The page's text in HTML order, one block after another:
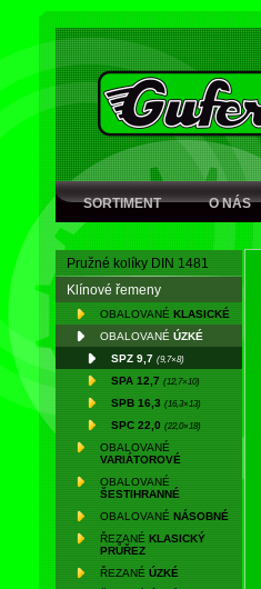
SORTIMENT O NÁS
Pružné kolíky DIN 1481
Klínové řemeny
OBALOVANÉ KLASICKÉ
OBALOVANÉ ÚZKÉ
SPZ 9,7 (9,7×8)
SPA 12,7 (12,7×10)
SPB 16,3 (16,3×13)
SPC 22,0 (22,0×18)
OBALOVANÉ
VARIÁTOROVÉ
OBALOVANÉ
ŠESTIHRANNÉ
OBALOVANÉ NÁSOBNÉ
ŘEZANÉ KLASICKÝ
PRŮŘEZ
ŘEZANÉ ÚZKÉ